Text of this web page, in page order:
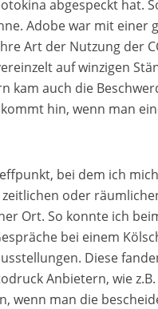
abgespeckt hat.
Adobe war mit einer
Art der Nutzung der
auf winzigen
kam auch die
hin, wenn man
bei dem ich
oder
Ort. So konnte ich
bei einem
Diese
Anbietern, wie
wenn man die